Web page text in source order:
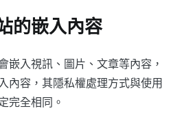
的嵌入內容
嵌入視訊、圖片、文章等內容，
內容，其隱私權處理方式與使用
完全相同。